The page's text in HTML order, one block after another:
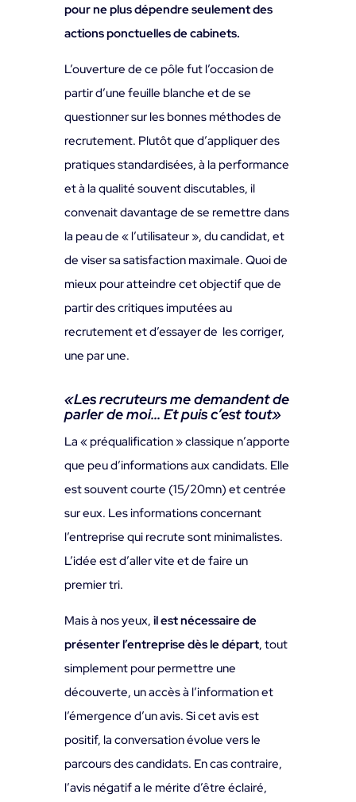
pour ne plus dépendre seulement des
actions ponctuelles de cabinets.
L’ouverture de ce pôle fut l’occasion de
partir d’une feuille blanche et de se
questionner sur les bonnes méthodes de
recrutement. Plutôt que d’appliquer des
pratiques standardisées, à la performance
et à la qualité souvent discutables, il
convenait davantage de se remettre dans
la peau de « l’utilisateur », du candidat, et
de viser sa satisfaction maximale. Quoi de
mieux pour atteindre cet objectif que de
partir des critiques imputées au
recrutement et d’essayer de les corriger,
une par une.
«Les recruteurs me demandent de
parler de moi… Et puis c’est tout»
La « préqualification » classique n’apporte
que peu d’informations aux candidats. Elle
est souvent courte (15/20mn) et centrée
sur eux. Les informations concernant
l’entreprise qui recrute sont minimalistes.
L’idée est d’aller vite et de faire un
premier tri.
Mais à nos yeux, il est nécessaire de
présenter l’entreprisedès le départ, tout
simplement pour permettre une
découverte, un accès à l’information et
l’émergence d’un avis. Si cet avis est
positif, la conversation évolue vers le
parcours des candidats. En cas contraire,
l’avis négatif a le mérite d’être éclairé,